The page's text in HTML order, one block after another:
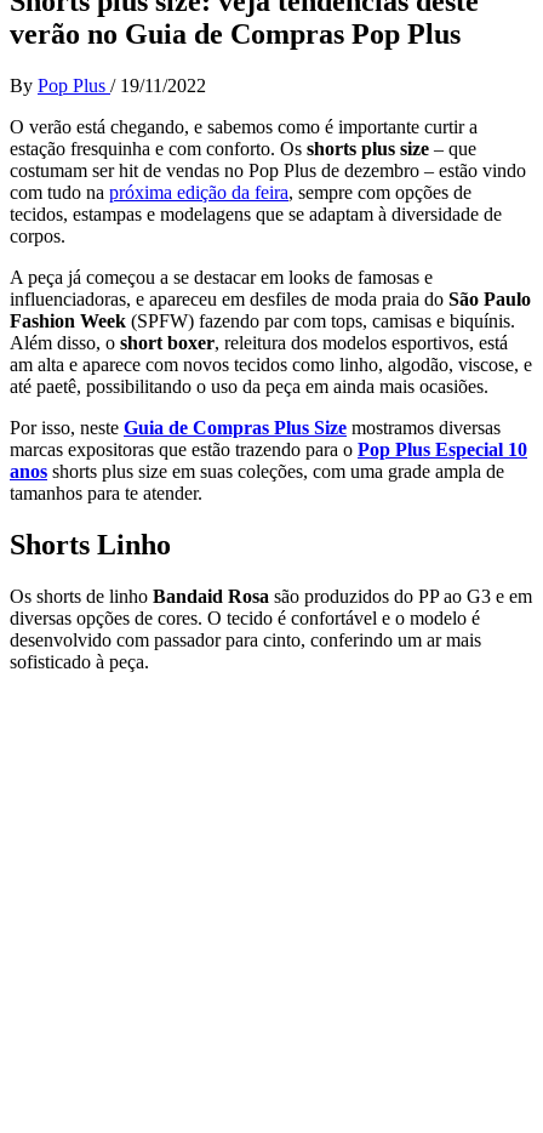
verão no Guia de Compras Pop Plus
By Pop Plus / 19/11/2022
O verão está chegando, e sabemos como é importante curtir a
estação fresquinha e com conforto. Os shorts plus size – que
costumam ser hit de vendas no Pop Plus de dezembro – estão vindo
com tudo na próxima edição da feira, sempre com opções de
tecidos, estampas e modelagens que se adaptam à diversidade de
corpos.
A peça já começou a se destacar em looks de famosas e
influenciadoras, e apareceu em desfiles de moda praia do São Paulo
Fashion Week (SPFW) fazendo par com tops, camisas e biquínis.
Além disso, o short boxer, releitura dos modelos esportivos, está
am alta e aparece com novos tecidos como linho, algodão, viscose, e
até paetê, possibilitando o uso da peça em ainda mais ocasiões.
Por isso, neste Guia de Compras Plus Size mostramos diversas
marcas expositoras que estão trazendo para o Pop Plus Especial 10
anos shorts plus size em suas coleções, com uma grade ampla de
tamanhos para te atender.
Shorts Linho
Os shorts de linho Bandaid Rosa são produzidos do PP ao G3 e em
diversas opções de cores. O tecido é confortável e o modelo é
desenvolvido com passador para cinto, conferindo um ar mais
sofisticado à peça.